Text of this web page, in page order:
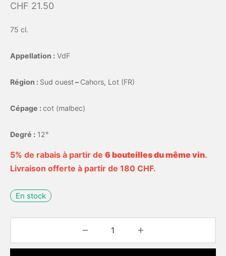
CHF 21.50
75 cl.
Appellation : VdF
Région : Sud ouest– Cahors, Lot (FR)
Cépage :cot (malbec)
Degré : 12°
5% de rabais à partir de 6 bouteilles du même vin.
Livraison offerte à partir de 180 CHF.
En stock